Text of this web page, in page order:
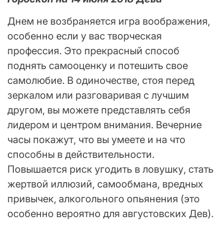
Днем не возбраняется игра воображения,
особенно если у вас творческая
профессия. Это прекрасный способ
поднять самооценку и потешить свое
самолюбие. В одиночестве, стоя перед
зеркалом или разговаривая с лучшим
другом, вы можете представлять себя
лидером и центром внимания. Вечерние
часы покажут, что вы умеете и на что
способны в действительности.
Повышается риск угодить в ловушку, стать
жертвой иллюзий, самообмана, вредных
привычек, алкогольного опьянения (это
особенно вероятно для августовских Дев).